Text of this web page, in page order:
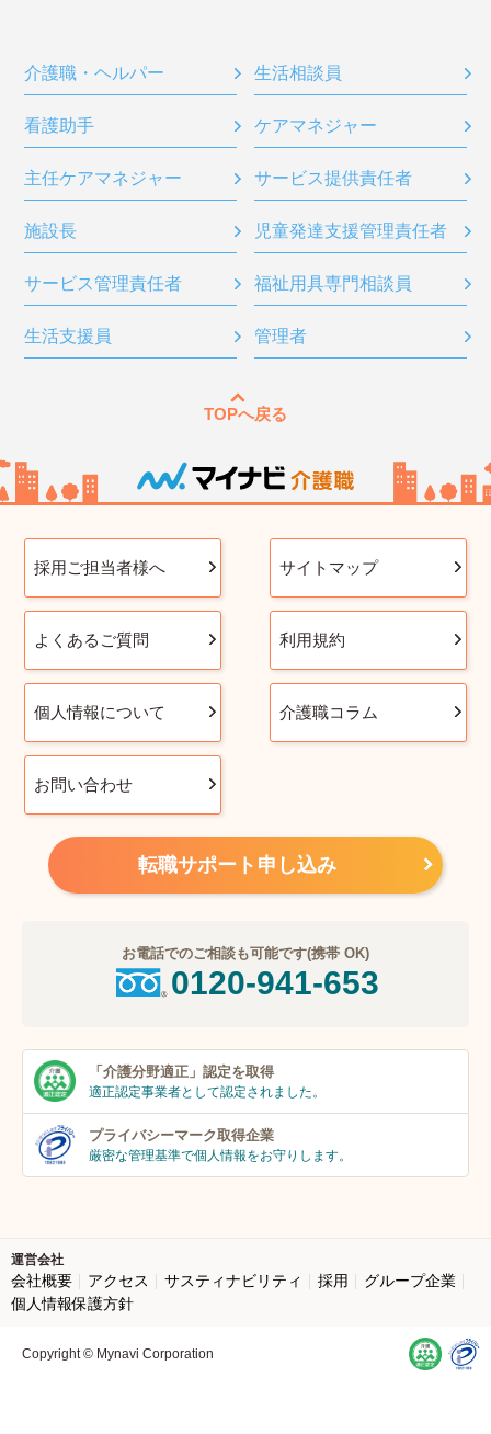
介護職・ヘルパー 生活相談員
看護助手 ケアマネジャー
主任ケアマネジャー サービス提供責任者
施設長 児童発達支援管理責任者
サービス管理責任者 福祉用具専門相談員
生活支援員 管理者
TOPへ戻る
採用ご担当者様へ サイトマップ
よくあるご質問 利用規約
個人情報について 介護職コラム
お問い合わせ
転職サポート申し込み
お電話でのご相談も可能です(携帯 OK)
0120-941-653
「介護分野適正」 認定を取得
適正認定事業者として認定されました。
プライバシーマーク取得企業
厳密な管理基準で個人情報をお守りします。
運営会社
会社概要 アクセス サスティナビリティ 採用
グループ企業
個人情報保護方針
Copyright © Mynavi Corporation